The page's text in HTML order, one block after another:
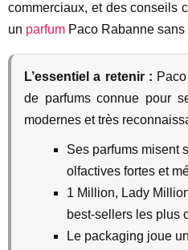
commerciaux, et des conseils
un parfum Paco Rabanne sans
L’essentiel a retenir :
de parfums connue pour
modernes et très
Ses parfums misent
olfactives fortes et
1 Million, Lady
best-sellers les plus
Le packaging joue